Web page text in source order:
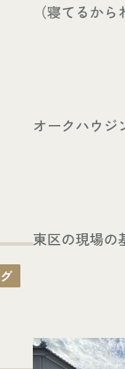
（寝てるか
オークハウジ
東区の現場の